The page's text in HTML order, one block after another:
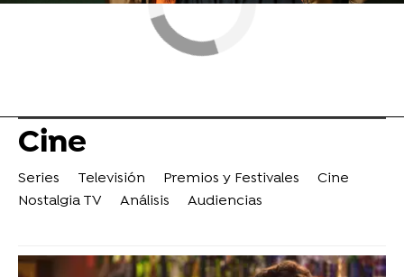
Cine
Series Televisión Premios y Festivales
Cine
Nostalgia TV
Análisis Audiencias